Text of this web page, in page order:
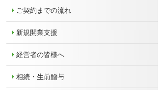
ご契約までの流れ
新規開業支援
経営者の皆様へ
相続・生前贈与